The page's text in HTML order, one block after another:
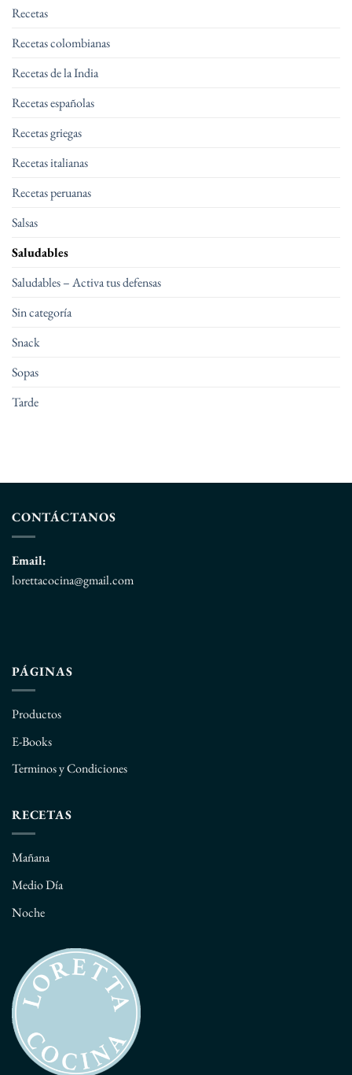
Recetas
Recetas colombianas
Recetas de la India
Recetas españolas
Recetas griegas
Recetas italianas
Recetas peruanas
Salsas
Saludables
Saludables – Activa tus defensas
Sin categoría
Snack
Sopas
Tarde
CONTÁCTANOS
Email:
lorettacocina@gmail.com
PÁGINAS
Productos
E-Books
Terminos y Condiciones
RECETAS
Mañana
Medio Día
Noche